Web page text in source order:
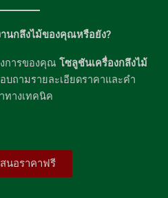
นกลึงไม้ของคุณหรือยัง?
การของคุณ โซลูชันเครื่องกลึงไม้
บถามรายละเอียดราคาและคำ
ทางเทคนิค
นอราคาฟรี